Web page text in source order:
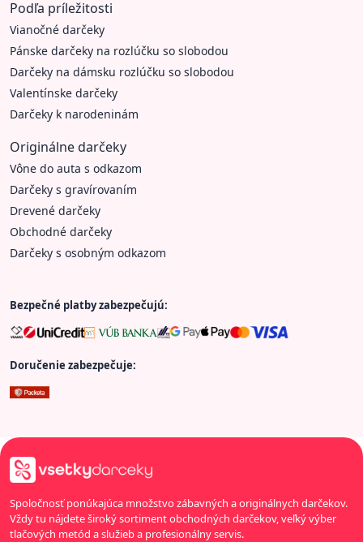
Podľa príležitosti
Vianočné darčeky
Pánske darčeky na rozlúčku so slobodou
Darčeky na dámsku rozlúčku so slobodou
Valentínske darčeky
Darčeky k narodeninám
Originálne darčeky
Vône do auta s odkazom
Darčeky s gravírovaním
Drevené darčeky
Obchodné darčeky
Darčeky s osobným odkazom
Bezpečné platby zabezpečujú:
Doručenie zabezpečuje:
Spoločnosť ponúkajúca množstvo zábavných a originálnych darčekov.
Vždy tu nájdete široký sortiment obchodných darčekov, veľký výber
tlačových metód a služieb a profesionálny servis.